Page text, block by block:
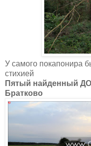
У самого покапонира
стихией
Пятый найденный
Братково